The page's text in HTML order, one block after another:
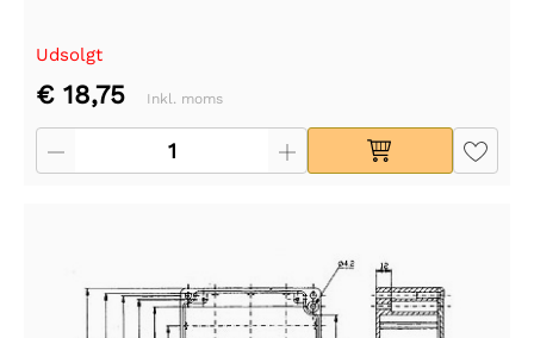
Udsolgt
€ 18,75 Inkl. moms